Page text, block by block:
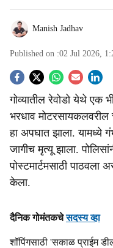
Manish Jadhav
Published on :02 Jul 2026,
S
o
c
i
a
गोव्यातील रेवोडो येथे एक
भरधाव मोटरसायकलवरील
हा अपघात झाला. यामध्ये
जागीच मृत्यू झाला.
पोस्टमार्टमसाठी
केला.
दैनिक गोमंतकचेसदस्य व्हा
शॉपिंगसाठी 'सकाळ प्राईम